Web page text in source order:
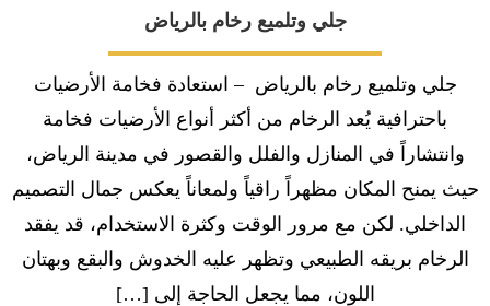
جلي وتلميع رخام بالرياض
جلي وتلميع رخام بالرياض – استعادة فخامة الأرضيات
باحترافية يُعد الرخام من أكثر أنواع الأرضيات فخامة
وانتشاراً في المنازل والفلل والقصور في مدينة الرياض،
حيث يمنح المكان مظهراً راقياً ولمعاناً يعكس جمال التصميم
الداخلي. لكن مع مرور الوقت وكثرة الاستخدام، قد يفقد
الرخام بريقه الطبيعي وتظهر عليه الخدوش والبقع وبهتان
اللون، مما يجعل الحاجة إلى […]